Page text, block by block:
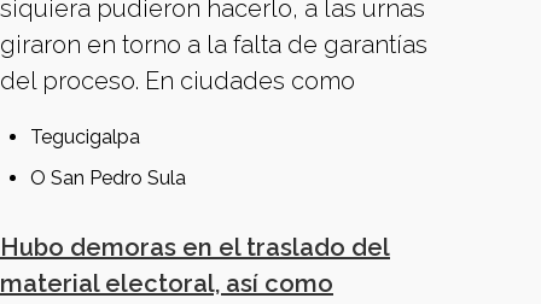
siquiera pudieron hacerlo, a las urnas
giraron en torno a la falta de garantías
del proceso. En ciudades como
Tegucigalpa
O San Pedro Sula
Hubo demoras en el traslado del
material electoral, así como